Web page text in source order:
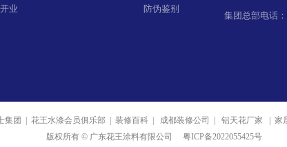
集团总部电话
业 防伪鉴别
集团 | 花王水漆会员俱乐部 | 装修百科 | 成都装修公司 | 铝天花厂家 | 家
版权所有 © 广东花王涂料有限公司 粤ICP备2022055425号